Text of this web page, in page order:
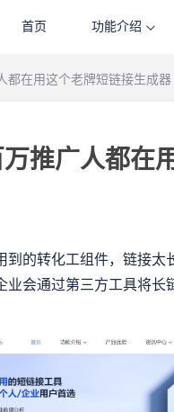
首页 功能介绍
都在用这个老牌短链接生成器
推广人都在
的转化工组件，链接
会通过第三方工具将长